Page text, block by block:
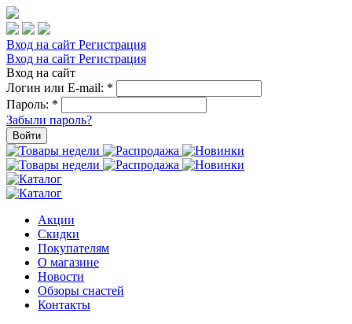
Вход на сайт Регистрация
Вход на сайт Регистрация
Вход на сайт
Логин или E-mail: *
Пароль: *
Забыли пароль?
Войти
Акции
Скидки
Покупателям
О магазине
Новости
Обзоры снастей
Контакты